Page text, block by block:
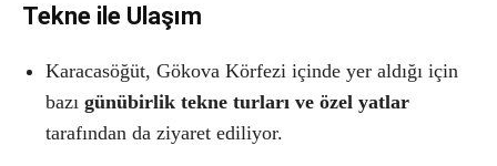
Tekne ile Ulaşım
Karacasöğüt, Gökova Körfezi içinde yer aldığı için
bazı günübirlik tekne turları ve özel yatlar
tarafından da ziyaret ediliyor.